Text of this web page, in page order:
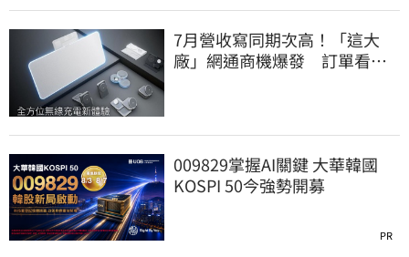
7月營收寫同期次高！「這大
廠」網通商機爆發 訂單看到
009829掌握AI關鍵 大華韓國
KOSPI 50今強勢開募
PR